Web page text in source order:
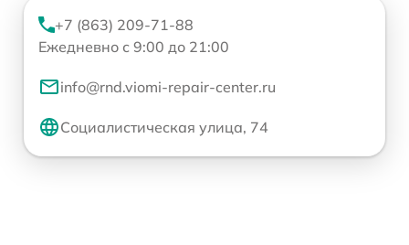
+7 (863) 209-71-88
Ежедневно с 9:00 до 21:00
info@rnd.viomi-repair-center.ru
Социалистическая улица, 74